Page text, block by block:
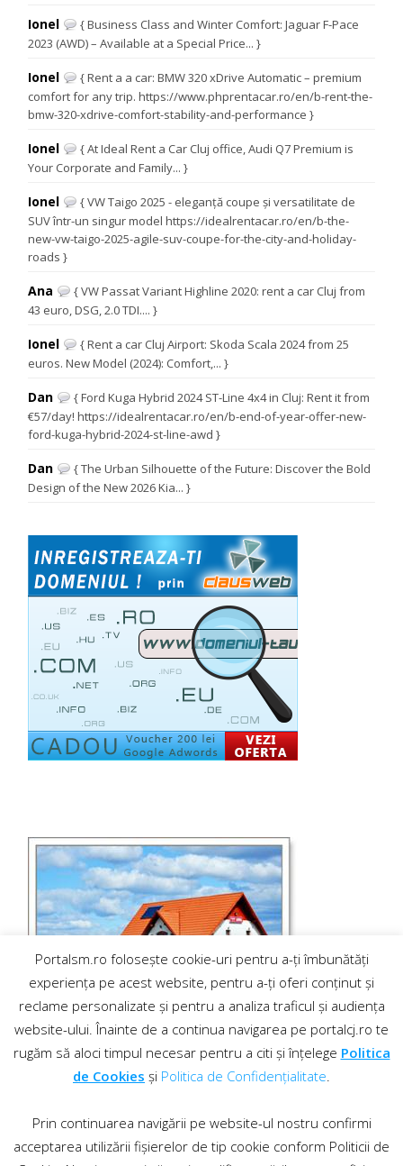
Ionel
{ Business Class and Winter Comfort: Jaguar F-Pace
2023 (AWD) – Available at a Special Price... }
Ionel
{ Rent a a car: BMW 320 xDrive Automatic – premium
comfort for any trip. https://www.phprentacar.ro/en/b-rent-the-
bmw-320-xdrive-comfort-stability-and-performance }
Ionel
{ At Ideal Rent a Car Cluj office, Audi Q7 Premium is
Your Corporate and Family... }
Ionel
{ VW Taigo 2025 - eleganță coupe și versatilitate de
SUV într-un singur model https://idealrentacar.ro/en/b-the-
new-vw-taigo-2025-agile-suv-coupe-for-the-city-and-holiday-
roads }
Ana
{ VW Passat Variant Highline 2020: rent a car Cluj from
43 euro, DSG, 2.0 TDI.... }
Ionel
{ Rent a car Cluj Airport: Skoda Scala 2024 from 25
euros. New Model (2024): Comfort,... }
Dan
{ Ford Kuga Hybrid 2024 ST-Line 4x4 in Cluj: Rent it from
€57/day! https://idealrentacar.ro/en/b-end-of-year-offer-new-
ford-kuga-hybrid-2024-st-line-awd }
Dan
{ The Urban Silhouette of the Future: Discover the Bold
Design of the New 2026 Kia... }
Portalsm.ro folosește cookie-uri pentru a-ți îmbunătăți
experiența pe acest website, pentru a-ți oferi conținut și
reclame personalizate și pentru a analiza traficul și audiența
website-ului. Înainte de a continua navigarea pe portalcj.ro te
rugăm să aloci timpul necesar pentru a citi și înțelege Politica
de Cookies și Politica de Confidențialitate.
Prin continuarea navigării pe website-ul nostru confirmi
acceptarea utilizării fișierelor de tip cookie conform Politicii de